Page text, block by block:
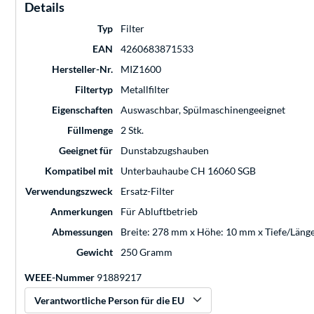
Details
Typ
Filter
EAN
4260683871533
Hersteller-Nr.
MIZ1600
Filtertyp
Metallfilter
Eigenschaften
Auswaschbar, Spülmaschinengeeignet
Füllmenge
2 Stk.
Geeignet für
Dunstabzugshauben
Kompatibel mit
Unterbauhaube CH 16060 SGB
Verwendungszweck
Ersatz-Filter
Anmerkungen
Für Abluftbetrieb
Abmessungen
Breite: 278 mm x Höhe: 10 mm x Tiefe/
Gewicht
250 Gramm
WEEE-Nummer 91889217
Verantwortliche Person für die EU